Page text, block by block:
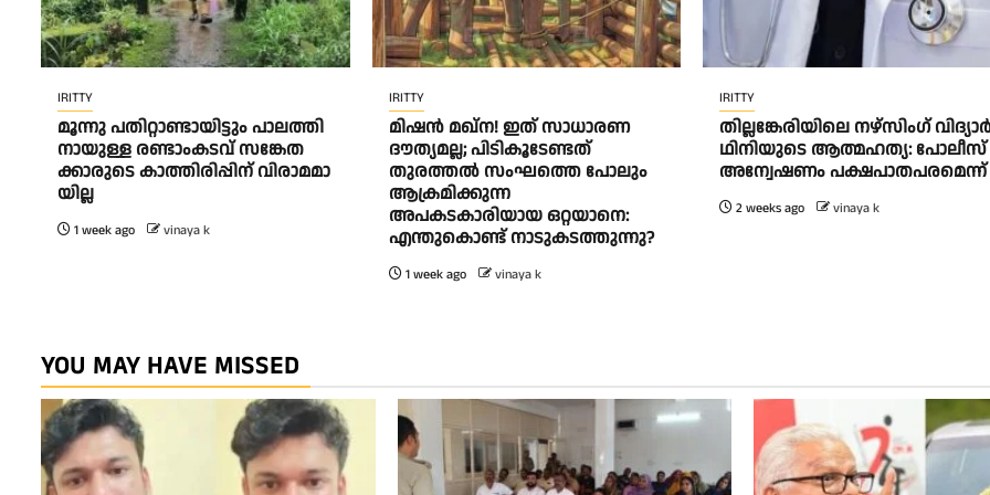
IRITTY
മൂ​ന്നു പ​തി​റ്റാ​ണ്ടാ​യി​ട്ടും പാ​ല​ത്തി​
നാ​യു​ള്ള ര​ണ്ടാംക​ട​വ് സ​ങ്കേ​ത​
ക്കാ​രു​ടെ കാ​ത്തി​രി​പ്പി​ന് വി​രാ​മ​മാ​
യി​ല്ല
1 week ago vinaya k
IRITTY
മിഷൻ മഖ്ന! ഇത് സാധാരണ
ദൗത്യമല്ല; പിടികൂടേണ്ടത്
തുരത്തൽ സംഘത്തെ പോലും
ആക്രമിക്കുന്ന
അപകടകാരിയായ ഒറ്റയാനെ:
എന്തുകൊണ്ട് നാടുകടത്തുന്നു?
1 week ago vinaya k
IRITTY
തി​ല്ല​ങ്കേ​രി​യി​ലെ ന​ഴ്‌​സിം​ഗ്
ഥി​നി​യു​ടെ ആ​ത്മ​ഹ​ത്യ: പോ​ലീ​സ്
അ​ന്വേ​ഷ​ണം പ​ക്ഷ​പാ​ത​പ​ര​മെ​ന്ന്
2 weeks ago vinaya k
YOU MAY HAVE MISSED